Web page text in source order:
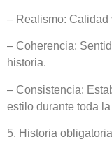
– Realismo: Calidad
– Coherencia:
historia.
– Consistencia:
estilo durante toda
5. Historia obligatoria